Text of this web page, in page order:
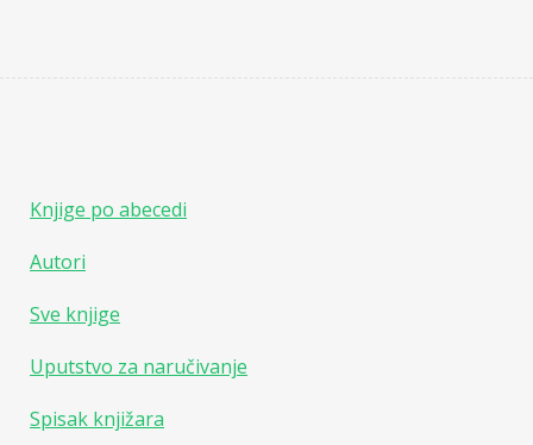
Knjige po abecedi
Autori
Sve knjige
Uputstvo za naručivanje
Spisak knjižara